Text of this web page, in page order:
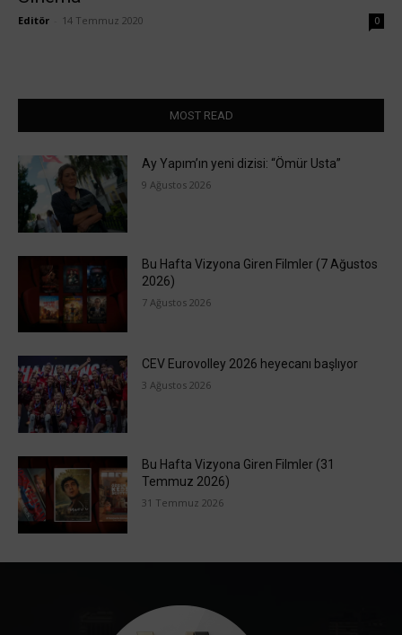
Editör 14 Temmuz 2020 0
MOST READ
Ay Yapım’ın yeni dizisi: “Ömür Usta”
9 Ağustos 2026
Bu Hafta Vizyona Giren Filmler (7 Ağustos
2026)
7 Ağustos 2026
CEV Eurovolley 2026 heyecanı başlıyor
3 Ağustos 2026
Bu Hafta Vizyona Giren Filmler (31
Temmuz 2026)
31 Temmuz 2026